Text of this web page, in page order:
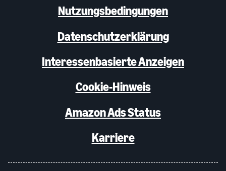
Nutzungsbedingungen
Datenschutzerklärung
Interessenbasierte Anzeigen
Cookie-Hinweis
Amazon Ads Status
Karriere